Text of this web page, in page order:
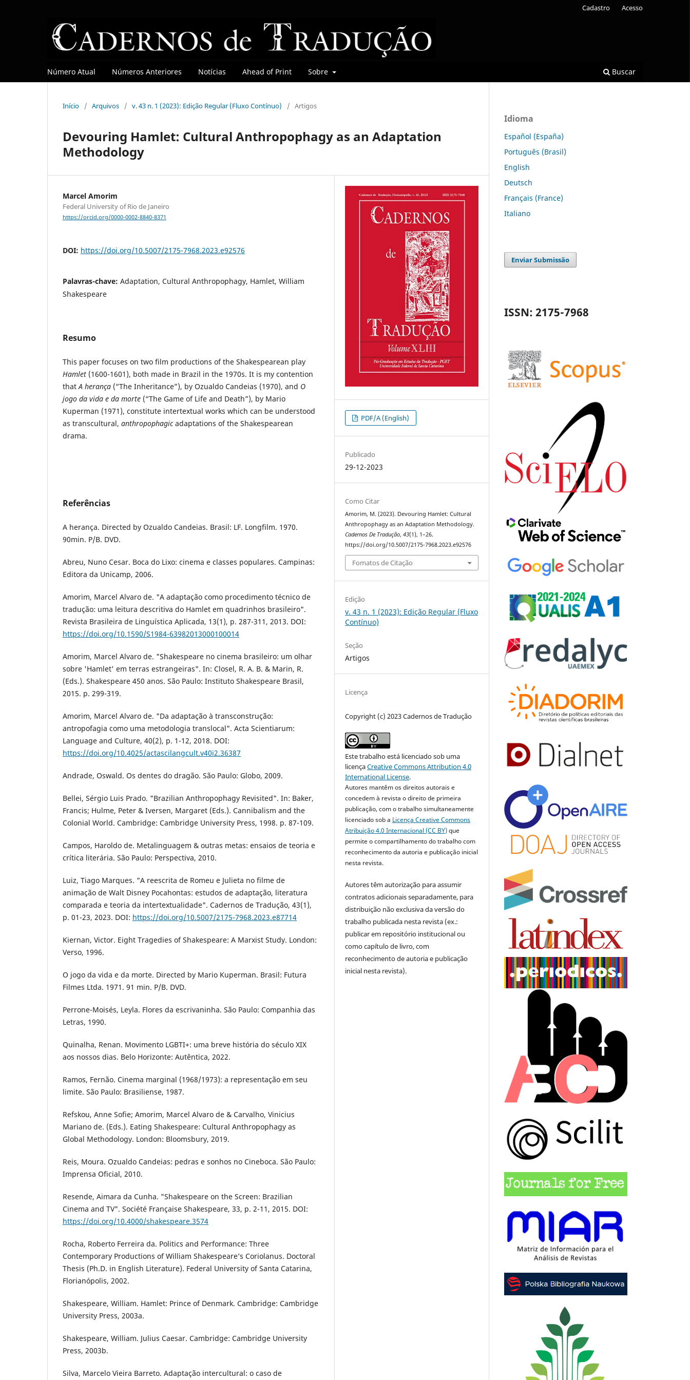
Número Atual Números Anteriores Notícias Ahead of Print Sobre Buscar
Cadastro Acesso
Início / Arquivos / v. 43 n. 1 (2023): Edição Regular (Fluxo Contínuo) / Artigos
Devouring Hamlet: Cultural Anthropophagy as an Adaptation
Methodology
Marcel Amorim
Federal University of Rio de Janeiro
https://orcid.org/0000-0002-8840-8371
DOI: https://doi.org/10.5007/2175-7968.2023.e92576
Palavras-chave: Adaptation, Cultural Anthropophagy, Hamlet, William
Shakespeare
Resumo
This paper focuses on two film productions of the Shakespearean play
Hamlet (1600-1601), both made in Brazil in the 1970s. It is my contention
thatA herança (“The Inheritance”), by Ozualdo Candeias (1970), and O
jogo da vida e da morte (“The Game of Life and Death”), by Mario
Kuperman (1971), constitute intertextual works which can be understood
as transcultural, anthropophagicadaptations of the Shakespearean
drama.
Referências
A herança. Directed by Ozualdo Candeias. Brasil: LF. Longfilm. 1970.
90min. P/B. DVD.
Abreu, Nuno Cesar. Boca do Lixo: cinema e classes populares. Campinas:
Editora da Unicamp, 2006.
Amorim, Marcel Alvaro de. "A adaptação como procedimento técnico de
tradução: uma leitura descritiva do Hamlet em quadrinhos brasileiro".
Revista Brasileira de Linguística Aplicada, 13(1), p. 287-311, 2013. DOI:
https://doi.org/10.1590/S1984-63982013000100014
Amorim, Marcel Alvaro de. "Shakespeare no cinema brasileiro: um olhar
sobre 'Hamlet' em terras estrangeiras". In: Closel, R. A. B. & Marin, R.
(Eds.). Shakespeare 450 anos. São Paulo: Instituto Shakespeare Brasil,
2015. p. 299-319.
Amorim, Marcel Alvaro de. "Da adaptação à transconstrução:
antropofagia como uma metodologia translocal". Acta Scientiarum:
Language and Culture, 40(2), p. 1-12, 2018. DOI:
https://doi.org/10.4025/actascilangcult.v40i2.36387
Andrade, Oswald. Os dentes do dragão. São Paulo: Globo, 2009.
Bellei, Sérgio Luis Prado. "Brazilian Anthropophagy Revisited". In: Baker,
Francis; Hulme, Peter & Iversen, Margaret (Eds.). Cannibalism and the
Colonial World. Cambridge: Cambridge University Press, 1998. p. 87-109.
Campos, Haroldo de. Metalinguagem & outras metas: ensaios de teoria e
crítica literária. São Paulo: Perspectiva, 2010.
Luiz, Tiago Marques. "A reescrita de Romeu e Julieta no filme de
animação de Walt Disney Pocahontas: estudos de adaptação, literatura
comparada e teoria da intertextualidade". Cadernos de Tradução, 43(1),
p. 01-23, 2023. DOI: https://doi.org/10.5007/2175-7968.2023.e87714
Kiernan, Victor. Eight Tragedies of Shakespeare: A Marxist Study. London:
Verso, 1996.
O jogo da vida e da morte. Directed by Mario Kuperman. Brasil: Futura
Filmes Ltda. 1971. 91 min. P/B. DVD.
Perrone-Moisés, Leyla. Flores da escrivaninha. São Paulo: Companhia das
Letras, 1990.
Quinalha, Renan. Movimento LGBTI+: uma breve história do século XIX
aos nossos dias. Belo Horizonte: Autêntica, 2022.
Ramos, Fernão. Cinema marginal (1968/1973): a representação em seu
limite. São Paulo: Brasiliense, 1987.
Refskou, Anne Sofie; Amorim, Marcel Alvaro de & Carvalho, Vinicius
Mariano de. (Eds.). Eating Shakespeare: Cultural Anthropophagy as
Global Methodology. London: Bloomsbury, 2019.
Reis, Moura. Ozualdo Candeias: pedras e sonhos no Cineboca. São Paulo:
Imprensa Oficial, 2010.
Resende, Aimara da Cunha. "Shakespeare on the Screen: Brazilian
Cinema and TV". Société Française Shakespeare, 33, p. 2-11, 2015. DOI:
https://doi.org/10.4000/shakespeare.3574
Rocha, Roberto Ferreira da. Politics and Performance: Three
Contemporary Productions of William Shakespeare’s Coriolanus. Doctoral
Thesis (Ph.D. in English Literature). Federal University of Santa Catarina,
Florianópolis, 2002.
Shakespeare, William. Hamlet: Prince of Denmark. Cambridge: Cambridge
University Press, 2003a.
Shakespeare, William. Julius Caesar. Cambridge: Cambridge University
Press, 2003b.
Silva, Marcelo Vieira Barreto. Adaptação intercultural: o caso de
PDF/A (English)
Publicado
29-12-2023
Como Citar
Amorim, M. (2023). Devouring Hamlet: Cultural
Anthropophagy as an Adaptation Methodology.
Cadernos De Tradução,43(1), 1–26.
https://doi.org/10.5007/2175-7968.2023.e92576
Fomatos de Citação
Edição
v. 43 n. 1 (2023): Edição Regular (Fluxo
Contínuo)
Seção
Artigos
Licença
Copyright (c) 2023 Cadernos de Tradução
Este trabalho está licenciado sob uma
licençaCreative Commons Attribution 4.0
International License.
Autores mantêm os direitos autorais e
concedem à revista o direito de primeira
publicação, com o trabalho simultaneamente
licenciado sob a Licença Creative Commons
Atribuição 4.0 Internacional (CC BY)que
permite o compartilhamento do trabalho com
reconhecimento da autoria e publicação inicial
nesta revista.
Autores têm autorização para assumir
contratos adicionais separadamente, para
distribuição não exclusiva da versão do
trabalho publicada nesta revista (ex.:
publicar em repositório institucional ou
como capítulo de livro, com
reconhecimento de autoria e publicação
inicial nesta revista).
Idioma
Español (España)
Português (Brasil)
English
Deutsch
Français (France)
Italiano
Enviar Submissão
ISSN: 2175-7968